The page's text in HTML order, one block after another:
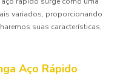
variados, proporcionando
suas características,
Aço Rápido